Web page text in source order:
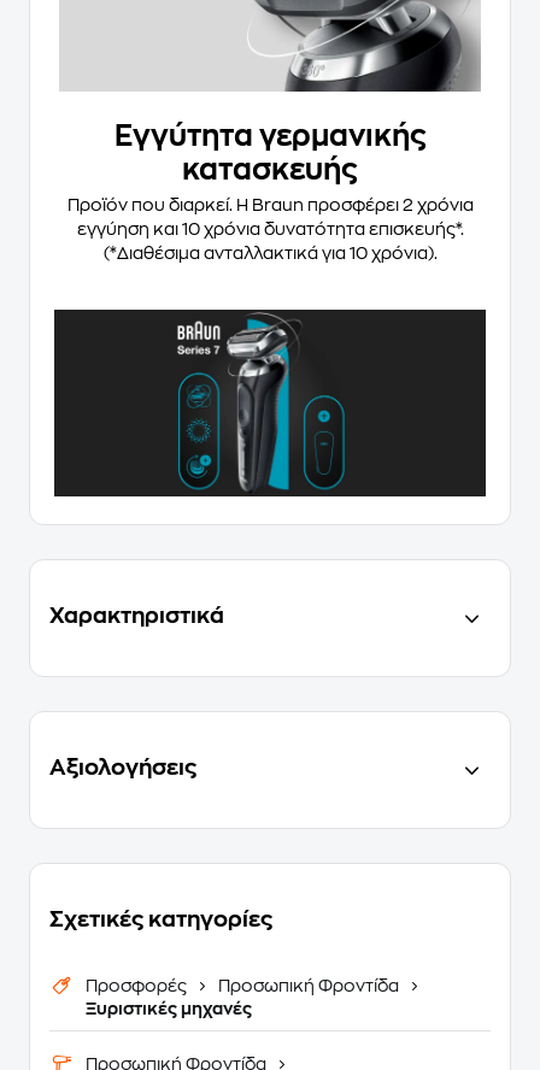
Εγγύτητα γερμανικής
κατασκευής
Προϊόν που διαρκεί. Η Braun προσφέρει 2 χρόνια
εγγύηση και 10 χρόνια δυνατότητα επισκευής*.
(*Διαθέσιμα ανταλλακτικά για 10 χρόνια).
Χαρακτηριστικά
Αξιολογήσεις
Σχετικές κατηγορίες
Προσφορές
Προσωπική Φροντίδα
Ξυριστικές μηχανές
Προσωπική Φροντίδα